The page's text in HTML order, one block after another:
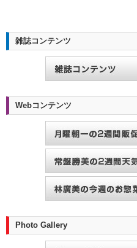
雑誌コンテンツ
Webコンテンツ
Photo Gallery